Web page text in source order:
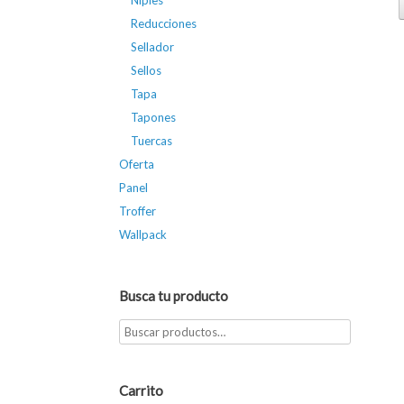
Reducciones
Sellador
Sellos
Tapa
Tapones
Tuercas
Oferta
Panel
Troffer
Wallpack
Busca tu producto
Carrito